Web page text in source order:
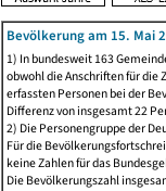
Bevölkerung am 15. Mai
1) In bundesweit 163
obwohl die Anschriften für die
erfassten Personen bei der
Differenz von insgesamt 22
2) Die Personengruppe der
Für die
keine Zahlen für das
Die Bevölkerungszahl